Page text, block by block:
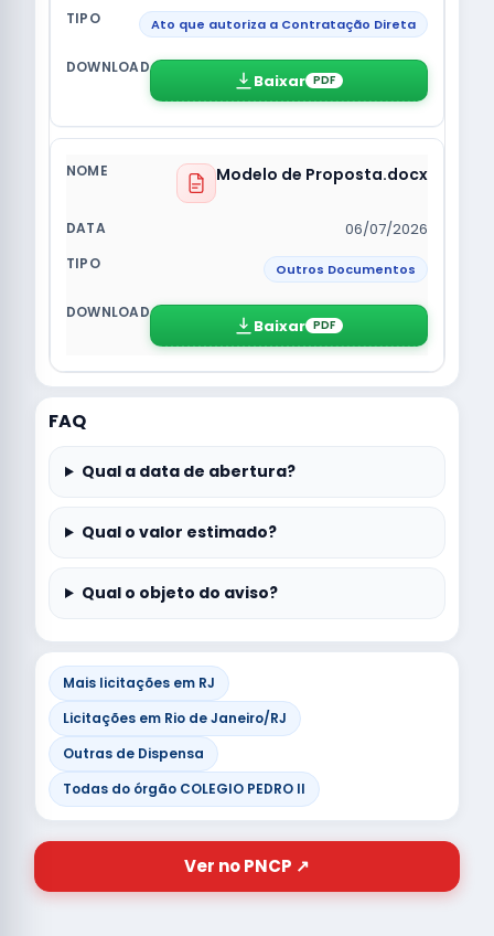
Ato que autoriza a Contratação Direta
Baixar PDF
Modelo de Proposta.docx
06/07/2026
Outros Documentos
Baixar PDF
FAQ
Qual a data de abertura?
Qual o valor estimado?
Qual o objeto do aviso?
Mais licitações em RJ
Licitações em Rio de Janeiro/RJ
Outras de Dispensa
Todas do órgão COLEGIO PEDRO II
Ver no PNCP ↗